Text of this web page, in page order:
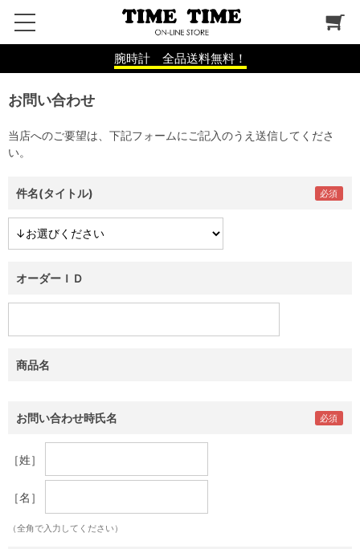
腕時計 全品送料無料！
お問い合わせ
当店へのご要望は、下記フォームにご記入のうえ送信してくださ
い。
件名(タイトル)
オーダーＩＤ
商品名
お問い合わせ時氏名
［姓］
［名］
（全角で入力してください）